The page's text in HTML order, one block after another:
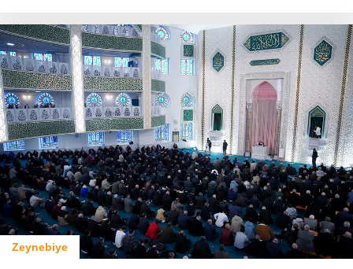
Zeynebiye